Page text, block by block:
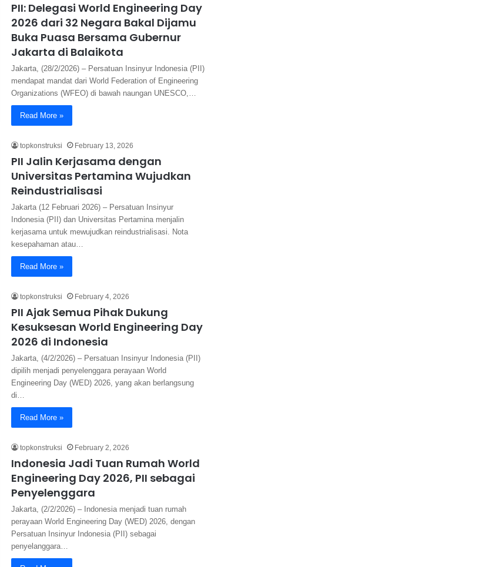
PII: Delegasi World Engineering Day
2026 dari 32 Negara Bakal Dijamu
Buka Puasa Bersama Gubernur
Jakarta di Balaikota
Jakarta, (28/2/2026) – Persatuan Insinyur Indonesia (PII)
mendapat mandat dari World Federation of Engineering
Organizations (WFEO) di bawah naungan UNESCO,…
Read More »
topkonstruksi February 13, 2026
PII Jalin Kerjasama dengan
Universitas Pertamina Wujudkan
Reindustrialisasi
Jakarta (12 Februari 2026) – Persatuan Insinyur
Indonesia (PII) dan Universitas Pertamina menjalin
kerjasama untuk mewujudkan reindustrialisasi. Nota
kesepahaman atau…
Read More »
topkonstruksi February 4, 2026
PII Ajak Semua Pihak Dukung
Kesuksesan World Engineering Day
2026 di Indonesia
Jakarta, (4/2/2026) – Persatuan Insinyur Indonesia (PII)
dipilih menjadi penyelenggara perayaan World
Engineering Day (WED) 2026, yang akan berlangsung
di…
Read More »
topkonstruksi February 2, 2026
Indonesia Jadi Tuan Rumah World
Engineering Day 2026, PII sebagai
Penyelenggara
Jakarta, (2/2/2026) – Indonesia menjadi tuan rumah
perayaan World Engineering Day (WED) 2026, dengan
Persatuan Insinyur Indonesia (PII) sebagai
penyelanggara…